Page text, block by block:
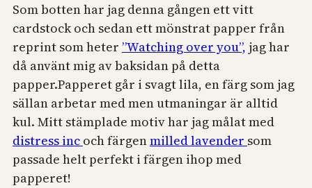
Som botten har jag denna gången ett vitt
cardstock och sedan ett mönstrat papper från
reprint som heter ”Watching over you”, jag har
då använt mig av baksidan på detta
papper.Papperet går i svagt lila, en färg som jag
sällan arbetar med men utmaningar är alltid
kul. Mitt stämplade motiv har jag målat med
distress inc och färgenmilled lavender som
passade helt perfekt i färgen ihop med
papperet!